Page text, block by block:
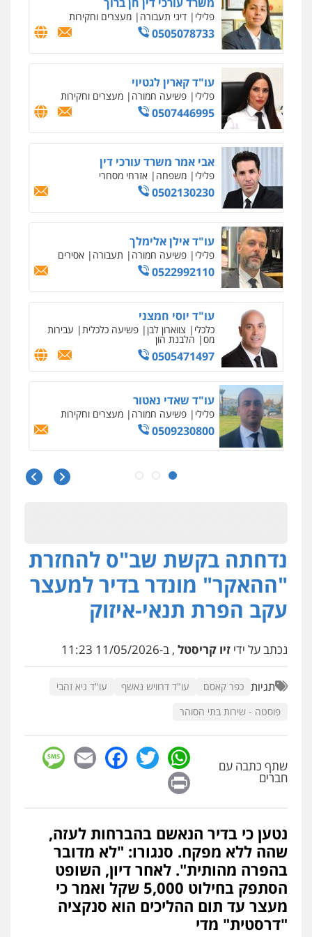
עו"ד יניב זוסמן
פלילי כלכלי פשיעה חמורה מעצרים
וחקירות
0525199949
עו"ד אסף גונן
פלילי פשע חמור תעבורה צבא מעצרים
וחקירות
0542255161
גל דהן – משרד עורך דין פלילי
פלילי פשיעה חמורה סמים מעצרים
וחקירות
0544723840
עו"ד ראוף נג'אר
פלילי עורכי דין לענייני אסירים מעצרים
סמים רכוש
0548009246
עו"ד אלון ארז
פלילי צבאי סמים אלימות במשפחה צווארון
לבן
0507368203
שחר לדובסקי, עו"ד
פלילי מעצרים וחקירות עבירות המתה עורכי
0507913332
503456449
עו"ד איהאב ג'לג'ולי
פלילי מעצרים וחקירות עורכי דין לענייני
אסירים
עו"ד שלומי שרון
פלילי צבאי מעצרים וחקירות
0547342002
עו"ד אייל בסרגליק
כלכלי צווארון לבן עורכי דין לענייני
אסירים אזרחי
0528488515
עו"ד זוהר ארבל
פלילי פשיעה חמורה מעצרים וחקירות
קטינים
0538788878
עו"ד אסף דוק
פלילי
נדחתה בקשת שב"ס להחזרת
"ההאקר" מונדר בדיר למעצר
עקב הפרת תנאי-איזוק
נכתב על ידי זיו קריסטל , ב-11/05/2026 11:23
תגיות כפר קאסם עו"ד דרוויש נאשף
עו"ד גיא זהבי
פוסטה - שירות בתי הסוהר
שתף כתבה עם
חברים
WhatsApp
Twitter
Facebook
Email
נטען כי בדיר הנאשם בהברחות לעזה,
שהה ללא מפקח. סנגורו: "לא מדובר
בהפרה מהותית". לאחר דיון, השופט
הסתפק בחילוט 5,000 שקל ואמר כי
מעצר עד תום ההליכים הוא סנקציה
"דרסטית" מדי